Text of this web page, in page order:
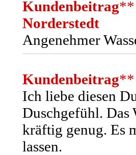
Kundenbeitrag**
Norderstedt
Angenehmer
Kundenbeitrag**
Ich liebe diesen
Duschgefühl. Das
kräftig genug. Es
lassen.